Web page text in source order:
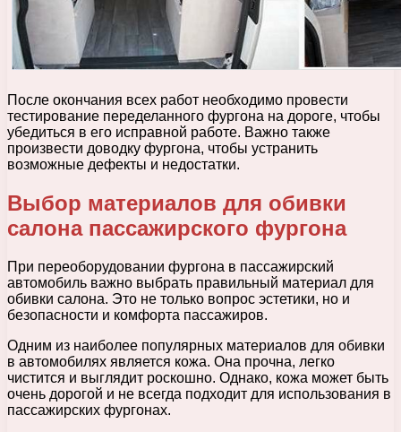
После окончания всех работ необходимо провести
тестирование переделанного фургона на дороге, чтобы
убедиться в его исправной работе. Важно также
произвести доводку фургона, чтобы устранить
возможные дефекты и недостатки.
Выбор материалов для обивки
салона пассажирского фургона
При переоборудовании фургона в пассажирский
автомобиль важно выбрать правильный материал для
обивки салона. Это не только вопрос эстетики, но и
безопасности и комфорта пассажиров.
Одним из наиболее популярных материалов для обивки
в автомобилях является кожа. Она прочна, легко
чистится и выглядит роскошно. Однако, кожа может быть
очень дорогой и не всегда подходит для использования в
пассажирских фургонах.